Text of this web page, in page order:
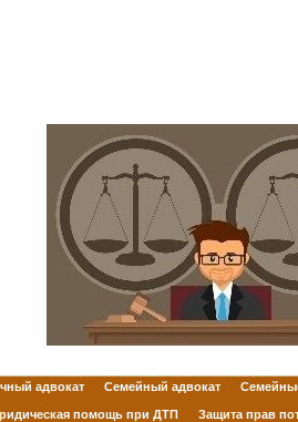
адвокат Семейный адвокат
помощь при ДТП Защита прав